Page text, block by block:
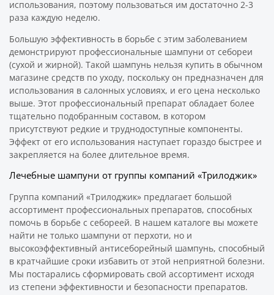
использования, поэтому пользоваться им достаточно 2-3
раза каждую неделю.
Большую эффективность в борьбе с этим заболеванием
демонстрируют профессиональные шампуни от себореи
(сухой и жирной). Такой шампунь нельзя купить в обычном
магазине средств по уходу, поскольку он предназначен для
использования в салонных условиях, и его цена несколько
выше. Этот профессиональный препарат обладает более
тщательно подобранным составом, в котором
присутствуют редкие и труднодоступные компоненты.
Эффект от его использования наступает гораздо быстрее и
закрепляется на более длительное время.
Лечебные шампуни от группы компаний «Трилоджик»
Группа компаний «Трилоджик» предлагает большой
ассортимент профессиональных препаратов, способных
помочь в борьбе с себореей. В нашем каталоге вы можете
найти не только шампуни от перхоти, но и
высокоэффективный антисеборейный шампунь, способный
в кратчайшие сроки избавить от этой неприятной болезни.
Мы постарались сформировать свой ассортимент исходя
из степени эффективности и безопасности препаратов.